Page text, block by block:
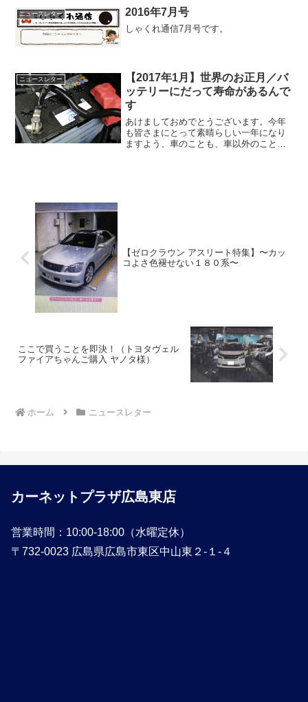
切に精進する！＝ひろしまぐらし♪＝ ネ
ット通販をたのしもう...
ニュースレター 2016年7月号
しゃくれ通信7月号です。
ニュースレター
【2017年1月】世界のお正月／バ
ッテリーにだって寿命があるんで
す
あけましておめでとうございます。今年
も皆さまにとって素晴らしい一年になり
ますよう、車のことも、車以外のこと
【ゼロクラウン アスリート特集】〜カッ
コよさ色褪せない１８０系〜
ここで買うことを即決！（トヨタヴェル
ファイアちゃんご購入 ヤノタ様）
ホーム ニュースレター
カーネットプラザ広島東店
営業時間：10:00-18:00（水曜定休）
〒732-0023 広島県広島市東区中山東２-１-４